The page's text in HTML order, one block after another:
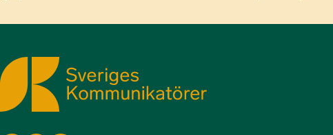
Sveriges Kommunikatörer